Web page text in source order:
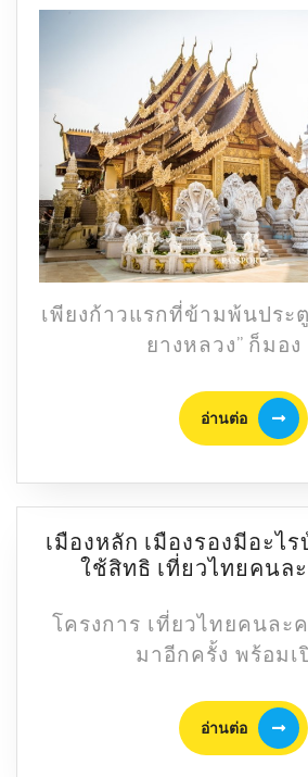
เพียงก้าวแรกที่ข้ามพ้นประ
ยางหลวง” ก็มอ
อ่านต่อ
อ่
ต่อ
เมืองหลัก เมืองรองมีอะไ
ใช้สิทธิ เที่ยวไทยคนล
โครงการ เที่ยวไทยคนละ
มาอีกครั้ง พร้อมเ
อ่านต่อ
อ่
ต่อ